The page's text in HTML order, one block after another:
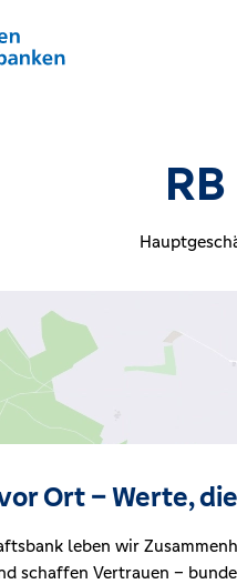
Ort – Werte,
leben wir
schaffen Vertrauen –